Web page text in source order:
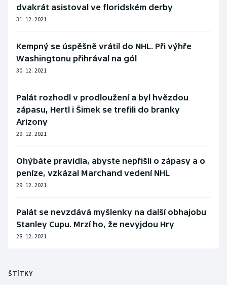
dvakrát asistoval ve floridském derby
31. 12. 2021
Kempný se úspěšně vrátil do NHL. Při výhře
Washingtonu přihrával na gól
30. 12. 2021
Palát rozhodl v prodloužení a byl hvězdou
zápasu, Hertl i Šimek se trefili do branky
Arizony
29. 12. 2021
Ohýbáte pravidla, abyste nepřišli o zápasy a o
peníze, vzkázal Marchand vedení NHL
29. 12. 2021
Palát se nevzdává myšlenky na další obhajobu
Stanley Cupu. Mrzí ho, že nevyjdou Hry
28. 12. 2021
ŠTÍTKY